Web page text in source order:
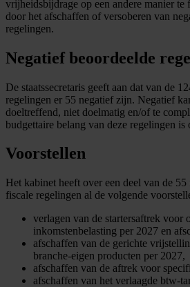
vrijheidsbijdrage op een andere manier
door het afschaffen of versoberen van
regelingen.
Negatief beoordeelde
De staatssecretaris geeft aan dat van de
regelingen er 55 negatief zijn. Negatief
doeltreffend, niet doelmatig en/of te
budgettaire belang van deze regelingen
Voorstellen
Het kabinet heeft over een deel van de
fiscale regelingen al de volgende
verlagen van de startersaftrek voor
inkomstenbelasting per 2027 en
afschaffen van de gerichte
branche-eigen producten per 2027,
afschaffen van de aftrek voor
afschaffen van het verlaagde btw-